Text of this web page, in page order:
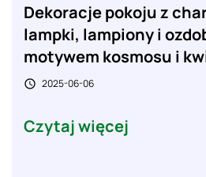
Dekoracje pokoju z
lampki, lampiony i
motywem kosmosu i
 2025-06-06
Czytaj więcej